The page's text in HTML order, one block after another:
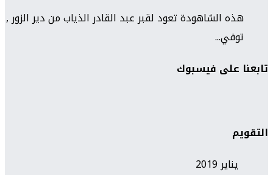
هذه الشاهودة تعود لقبر عبد القادر الذياب من دير الزور ,
توفي...
تابعنا على فيسبوك
التقويم
يناير 2019